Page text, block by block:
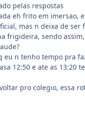
pelas respostas
eh frito em imersao,
mas n deixa de ser
frigideira, sendo
eu n tenho tempo pra
12:50 e ate as 13:20
pro colegio, essa